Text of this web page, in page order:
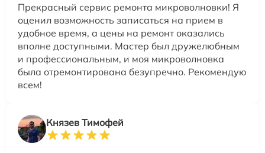
Прекрасный сервис ремонта микроволновки! Я
оценил возможность записаться на прием в
удобное время, а цены на ремонт оказались
вполне доступными. Мастер был дружелюбным
и профессиональным, и моя микроволновка
была отремонтирована безупречно. Рекомендую
всем!
Князев Тимофей